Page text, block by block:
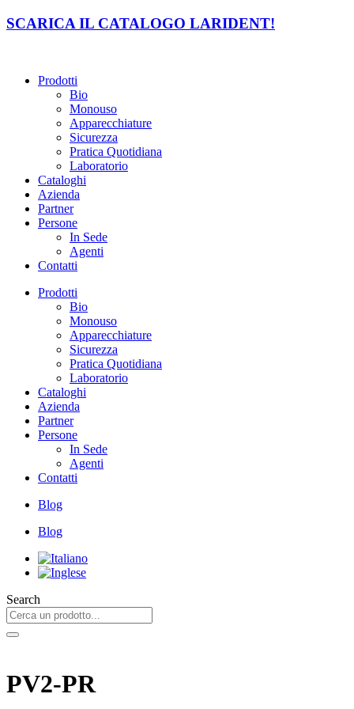
Vai
SCARICA IL CATALOGO LARIDENT!
Prodotti
Bio
Monouso
Apparecchiature
Sicurezza
Pratica Quotidiana
Laboratorio
Cataloghi
Azienda
Partner
Persone
In Sede
Agenti
Contatti
Prodotti
Bio
Monouso
Apparecchiature
Sicurezza
Pratica Quotidiana
Laboratorio
Cataloghi
Azienda
Partner
Persone
In Sede
Agenti
Contatti
Blog
Blog
Search
PV2-PR